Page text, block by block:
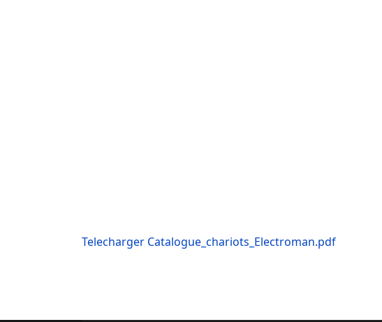
Telecharger Catalogue_chariots_Electroman.pdf